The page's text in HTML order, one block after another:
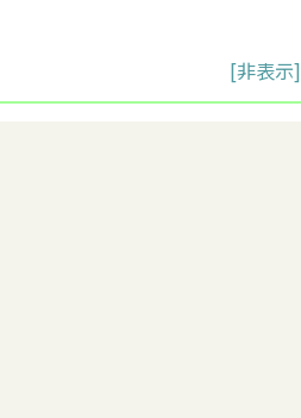
[非表示]